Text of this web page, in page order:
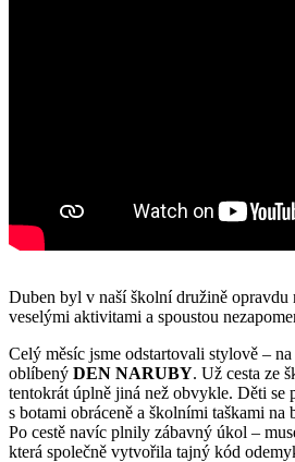
Duben byl v naší školní družině opravdu
veselými aktivitami a spoustou
Celý měsíc jsme odstartovali stylově –
oblíbený DEN NARUBY. Už cesta ze
tentokrát úplně jiná než obvykle. Děti se
s botami obráceně a školními taškami na
Po cestě navíc plnily zábavný úkol –
která společně vytvořila tajný kód